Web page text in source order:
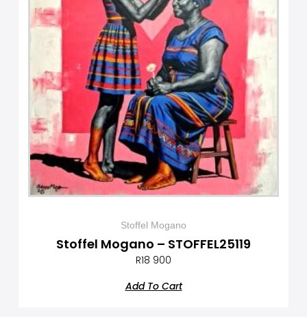
Stoffel Mogano
Stoffel Mogano – STOFFEL25119
R18 900
Add To Cart